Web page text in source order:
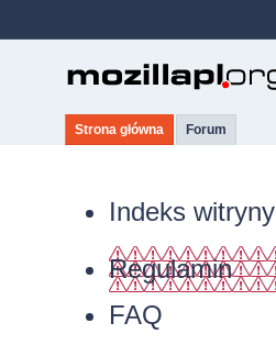
Strona główna Forum
Indeks witryny
Regulamin
FAQ